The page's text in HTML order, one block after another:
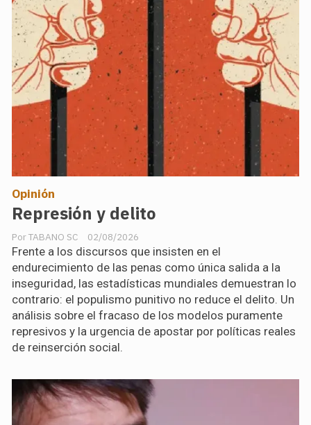
Represión y delito
TABANO SC
Opinión
02/08/2026
Frente a los discursos que insisten en el
endurecimiento de las penas como única salida a la
inseguridad, las estadísticas mundiales demuestran lo
contrario: el populismo punitivo no reduce el delito. Un
análisis sobre el fracaso de los modelos puramente
represivos y la urgencia de apostar por políticas reales
de reinserción social.